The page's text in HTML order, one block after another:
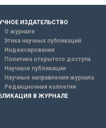
ИЗДАТЕЛЬСТВО
О журнале
Этика научных публикаций
Индексирование
Политика открытого доступа
Научные публикации
Научные направления журнала
Редакционная коллегия
В ЖУРНАЛЕ